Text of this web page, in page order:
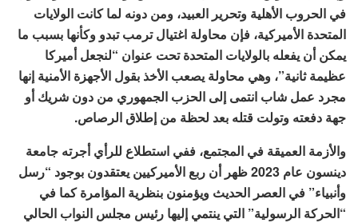
في الحروب الأهلية وتحرير العبيد، ومن دونه لما كانت الولايات
المتحدة الأميركية، فإن محاولة اغتيال ترمب تبدو وكأنها بسبب ما
يمكن أن يفعله بالولايات المتحدة تحت عنوان “لنجعل أميركا
عظيمة ثانية”، وهي محاولة يصعب الأخذ بقول الأجهزة الأمنية إنها
مجرد عمل شاب انتمى إلى الحزب الجمهوري من دون شريك أو
جهة دفعته وتولت قتله بعد لحظة من إطلاق الرصاص.
والأزمة العميقة في المجتمع، ففي استطلاع للرأي أجرته جامعة
دينسون عام 2023 ظهر أن ربع الأميركيين يعتقدون بوجود “رسل
وأنبياء” في العصر الحديث ويؤمنون بنظرية المؤامرة كما في
“الحركة الرسولية” التي ينتمي إليها رئيس مجلس النواب الحالي